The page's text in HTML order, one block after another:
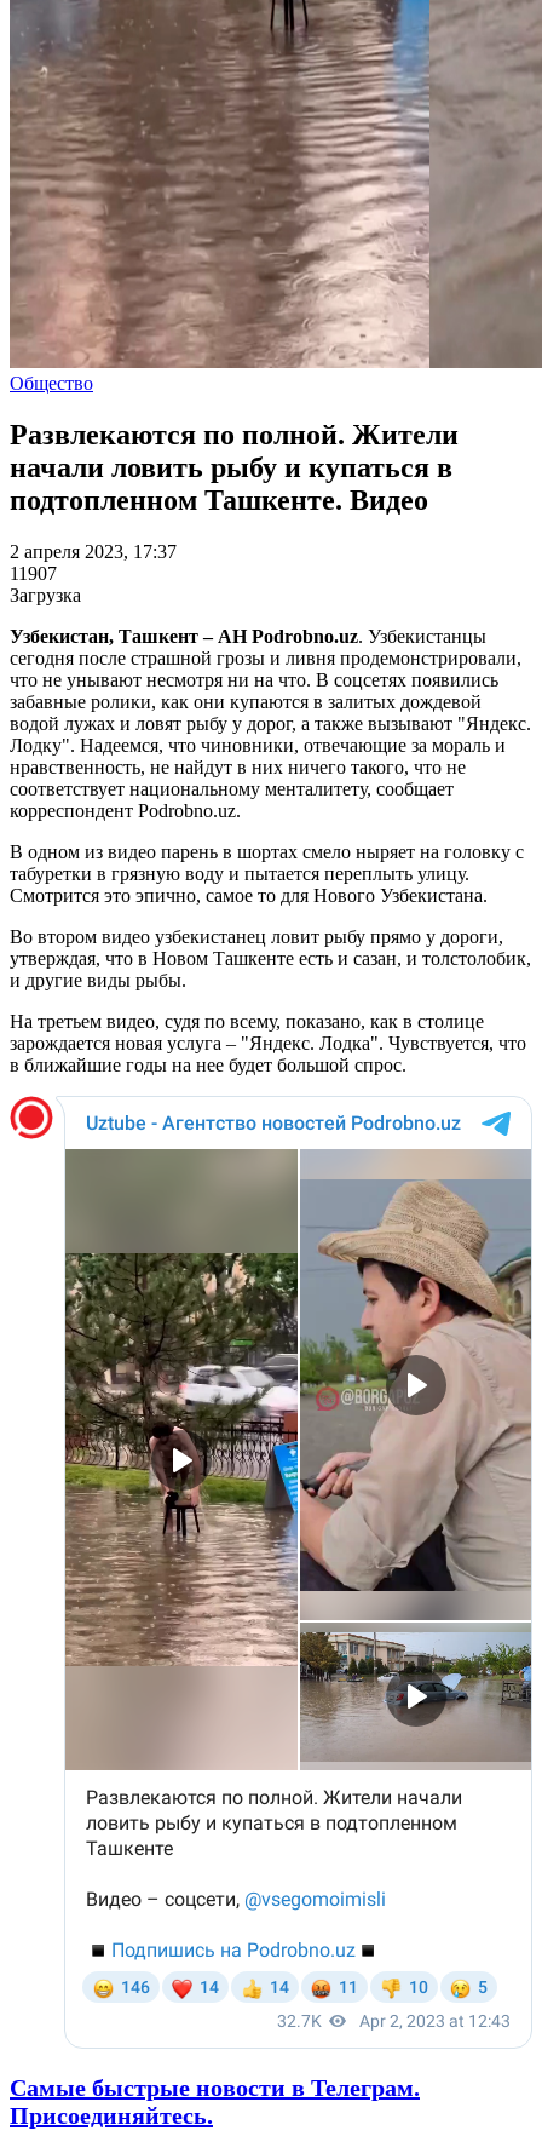
Общество
Развлекаются по полной. Жители
начали ловить рыбу и купаться в
подтопленном Ташкенте. Видео
2 апреля 2023, 17:37
11907
Загрузка
Узбекистан, Ташкент – АН Podrobno.uz. Узбекистанцы
сегодня после страшной грозы и ливня продемонстрировали,
что не унывают несмотря ни на что. В соцсетях появились
забавные ролики, как они купаются в залитых дождевой
водой лужах и ловят рыбу у дорог, а также вызывают "Яндекс.
Лодку". Надеемся, что чиновники, отвечающие за мораль и
нравственность, не найдут в них ничего такого, что не
соответствует национальному менталитету, сообщает
корреспондент Podrobno.uz.
В одном из видео парень в шортах смело ныряет на головку с
табуретки в грязную воду и пытается переплыть улицу.
Смотрится это эпично, самое то для Нового Узбекистана.
Во втором видео узбекистанец ловит рыбу прямо у дороги,
утверждая, что в Новом Ташкенте есть и сазан, и толстолобик,
и другие виды рыбы.
На третьем видео, судя по всему, показано, как в столице
зарождается новая услуга – "Яндекс. Лодка". Чувствуется, что
в ближайшие годы на нее будет большой спрос.
Самые быстрые новости в Телеграм.
Присоединяйтесь.